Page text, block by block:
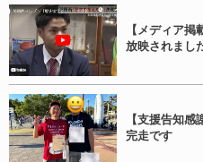
【メディア
放映されまし
【支援告知
完走です